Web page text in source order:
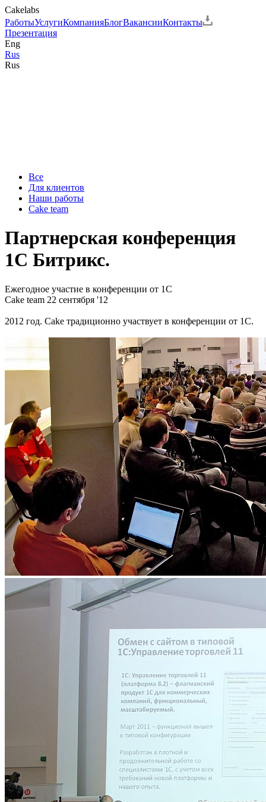
Cakelabs
РаботыУслугиКомпанияБлогВакансииКонтакты
Презентация
Eng
Rus
Rus
Все
Для клиентов
Наши работы
Cake team
Партнерская конференция
1С Битрикс.
Ежегодное участие в конференции от 1C
Cake team 22 сентября '12
2012 год. Cake традиционно участвует в конференции от 1C.